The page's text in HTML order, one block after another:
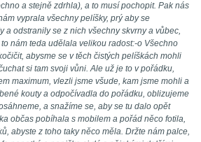
a stejně zdrhla), a to musí pochopit. Pak nás
vyprala všechny pelíšky, prý aby se
a odstranily se z nich všechny skvrny a vůbec,
nám teda udělala velikou radost:-o Všechno
abysme se v těch čistých pelíškách mohli
si tam svoji vůni. Ale už je to v pořádku,
maximum, vlezli jsme všude, kam jsme mohli a
kouty a odpočívadla do pořádku, oblizujeme
a snažíme se, aby se tu dalo opět
občas pobíhala s mobilem a pořád něco fotila,
abyste z toho taky něco měla. Držte nám palce,